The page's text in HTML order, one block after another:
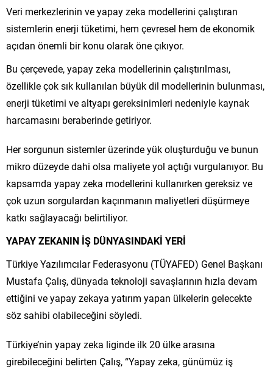
Veri merkezlerinin ve yapay zeka modellerini çalıştıran
sistemlerin enerji tüketimi, hem çevresel hem de ekonomik
açıdan önemli bir konu olarak öne çıkıyor.
Bu çerçevede, yapay zeka modellerinin çalıştırılması,
özellikle çok sık kullanılan büyük dil modellerinin bulunması,
enerji tüketimi ve altyapı gereksinimleri nedeniyle kaynak
harcamasını beraberinde getiriyor.
Her sorgunun sistemler üzerinde yük oluşturduğu ve bunun
mikro düzeyde dahi olsa maliyete yol açtığı vurgulanıyor. Bu
kapsamda yapay zeka modellerini kullanırken gereksiz ve
çok uzun sorgulardan kaçınmanın maliyetleri düşürmeye
katkı sağlayacağı belirtiliyor.
YAPAY ZEKANIN İŞ DÜNYASINDAKİ YERİ
Türkiye Yazılımcılar Federasyonu (TÜYAFED) Genel Başkanı
Mustafa Çalış, dünyada teknoloji savaşlarının hızla devam
ettiğini ve yapay zekaya yatırım yapan ülkelerin gelecekte
söz sahibi olabileceğini söyledi.
Türkiye’nin yapay zeka liginde ilk 20 ülke arasına
girebileceğini belirten Çalış, “Yapay zeka, günümüz iş